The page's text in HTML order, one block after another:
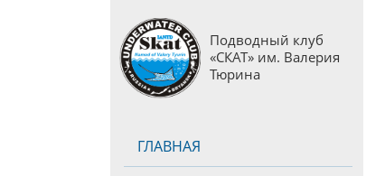
Подводный клуб
«СКАТ» им. Валерия
Тюрина
ГЛАВНАЯ